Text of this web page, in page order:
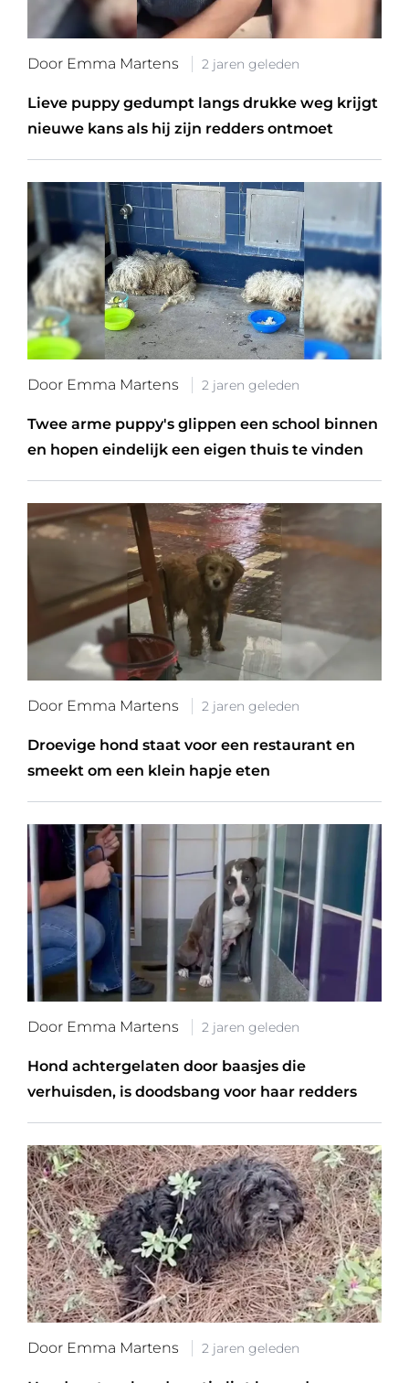
Door Emma Martens 2 jaren geleden
Lieve puppy gedumpt langs drukke weg krijgt
nieuwe kans als hij zijn redders ontmoet
Door Emma Martens 2 jaren geleden
Twee arme puppy's glippen een school binnen
en hopen eindelijk een eigen thuis te vinden
Door Emma Martens 2 jaren geleden
Droevige hond staat voor een restaurant en
smeekt om een klein hapje eten
Door Emma Martens 2 jaren geleden
Hond achtergelaten door baasjes die
verhuisden, is doodsbang voor haar redders
Door Emma Martens 2 jaren geleden